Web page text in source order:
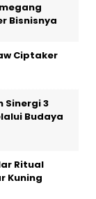
Bisnisnya
Ciptaker
Sinergi 3
Budaya
Ritual
Kuning